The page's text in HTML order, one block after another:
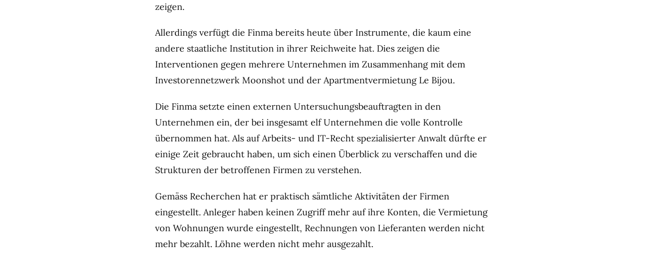
zeigen.
Allerdings verfügt die Finma bereits heute über Instrumente, die kaum eine
andere staatliche Institution in ihrer Reichweite hat. Dies zeigen die
Interventionen gegen mehrere Unternehmen im Zusammenhang mit dem
Investorennetzwerk Moonshot und der Apartmentvermietung Le Bijou.
Die Finma setzte einen externen Untersuchungsbeauftragten in den
Unternehmen ein, der bei insgesamt elf Unternehmen die volle Kontrolle
übernommen hat. Als auf Arbeits- und IT-Recht spezialisierter Anwalt dürfte er
einige Zeit gebraucht haben, um sich einen Überblick zu verschaffen und die
Strukturen der betroffenen Firmen zu verstehen.
Gemäss Recherchen hat er praktisch sämtliche Aktivitäten der Firmen
eingestellt. Anleger haben keinen Zugriff mehr auf ihre Konten, die Vermietung
von Wohnungen wurde eingestellt, Rechnungen von Lieferanten werden nicht
mehr bezahlt. Löhne werden nicht mehr ausgezahlt.